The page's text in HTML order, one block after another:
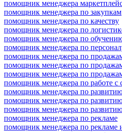
помощник менеджера
помощник менеджера по закупкам
помощник менеджера по качеству
помощник менеджера по
помощник менеджера по
помощник менеджера по
помощник менеджера по
помощник менеджера по
помощник менеджера по
помощник менеджера по работе с
помощник менеджера по
помощник менеджера по развитию
помощник менеджера по
помощник менеджера по рекламе
помощник менеджера по рекламе